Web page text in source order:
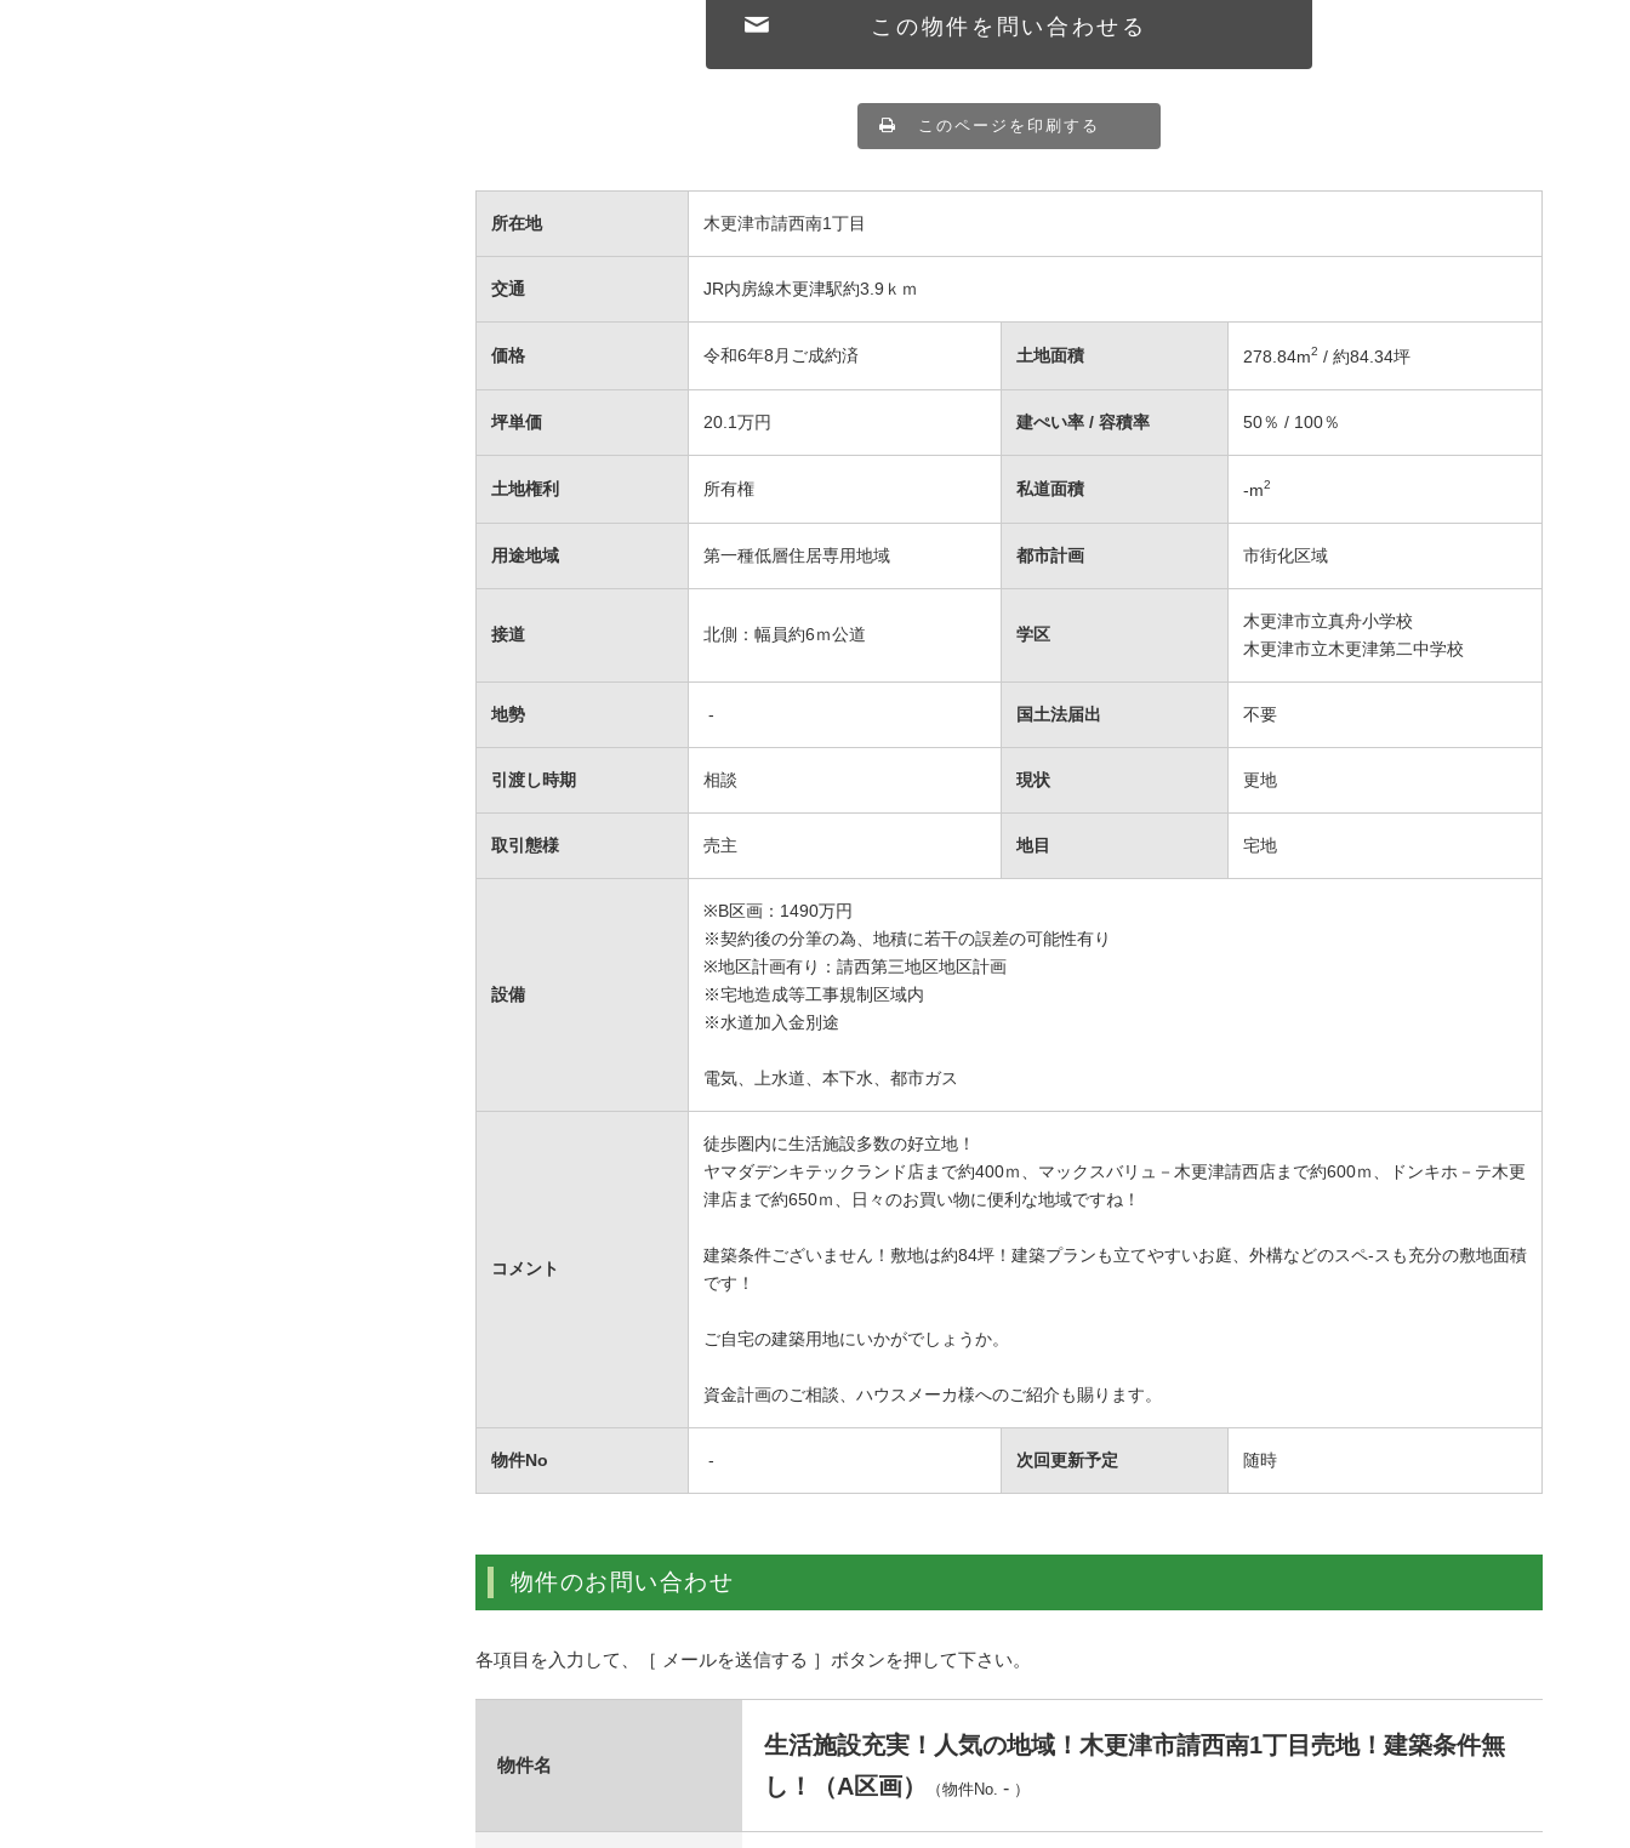
この物件を問い合わせる
このページを印刷する
所在地 木更津市請西南1丁目
交通 JR内房線木更津駅約3.9ｋｍ
価格 令和6年8月ご成約済 土地面積 278.84m2 / 約84.34坪
坪単価 20.1万円 建ぺい率 / 容積率 50％ / 100％
土地権利 所有権 私道面積 -m2
用途地域 第一種低層住居専用地域 都市計画 市街化区域
接道 北側：幅員約6ｍ公道 学区
木更津市立真舟小学校
木更津市立木更津第二中学校
地勢 - 国土法届出 不要
引渡し時期 相談 現状 更地
取引態様 売主 地目 宅地
設備
※B区画：1490万円
※契約後の分筆の為、地積に若干の誤差の可能性有り
※地区計画有り：請西第三地区地区計画
※宅地造成等工事規制区域内
※水道加入金別途
電気、上水道、本下水、都市ガス
コメント
徒歩圏内に生活施設多数の好立地！
ヤマダデンキテックランド店まで約400ｍ、マックスバリュ－木更津請西店まで約600ｍ、ドンキホ－テ木更
津店まで約650ｍ、日々のお買い物に便利な地域ですね！
建築条件ございません！敷地は約84坪！建築プランも立てやすいお庭、外構などのスペ-スも充分の敷地面積
です！
ご自宅の建築用地にいかがでしょうか。
資金計画のご相談、ハウスメーカ様へのご紹介も賜ります。
物件No - 次回更新予定 随時
物件のお問い合わせ
各項目を入力して、［ メールを送信する ］ボタンを押して下さい。
物件名
生活施設充実！人気の地域！木更津市請西南1丁目売地！建築条件無
し！（A区画）
（物件No. - ）